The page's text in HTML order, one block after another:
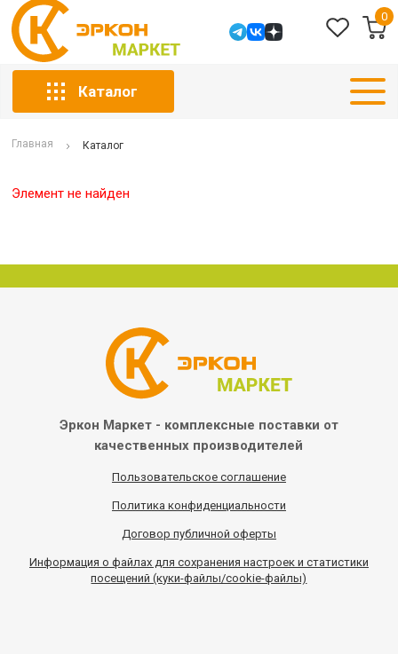
0
Каталог
Главная Каталог
Элемент не найден
Эркон Маркет - комплексные поставки от
качественных производителей
Пользовательское соглашение
Политика конфиденциальности
Договор публичной оферты
Информация о файлах для сохранения настроек и статистики
посещений (куки-файлы/cookie-файлы)